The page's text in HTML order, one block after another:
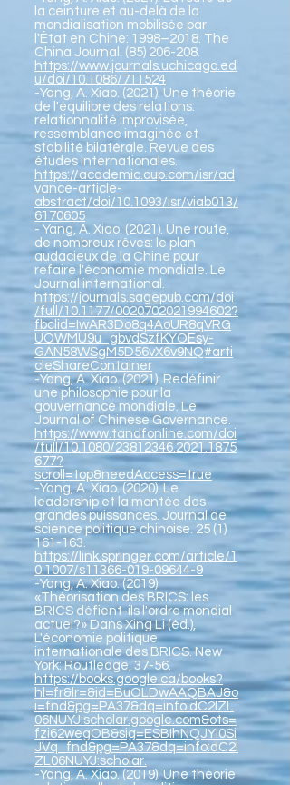
la ceinture et au-delà de la
mondialisation mobilisée par
l'État en Chine: 1998–2018. The
China Journal. (85) 206-208.
https://www.journals.uchicago.ed
u/doi/10.1086/711524
-Yang, A. Xiao. (2021). Une théorie
de l'équilibre des relations:
relationnalité improvisée,
ressemblance imaginée et
stabilité bilatérale. Revue des
études internationales.
https://academic.oup.com/isr/ad
vance-article-
abstract/doi/10.1093/isr/viab013/
6170605
- Yang, A. Xiao. (2021). Une route,
de nombreux rêves: le plan
audacieux de la Chine pour
refaire l'économie mondiale. Le
Journal international.
https://journals.sagepub.com/doi
/full/10.1177/0020702021994602?
fbclid=IwAR3Do8q4AoUR8qVRG
UOWMU9u_gbvdSzfKYOEsy-
GAN58WSgM5D56vX6v9NQ#arti
cleShareContainer
-Yang, A. Xiao. (2021). Redéfinir
une philosophie pour la
gouvernance mondiale. Le
Journal of Chinese Governance.
https://www.tandfonline.com/doi
/full/10.1080/23812346.2021.1875
677?
scroll=top&needAccess=true
-Yang, A. Xiao. (2020). Le
leadership et la montée des
grandes puissances. Journal de
science politique chinoise. 25 (1)
161-163.
https://link.springer.com/article/1
0.1007/s11366-019-09644-9
-Yang, A. Xiao. (2019).
«Théorisation des BRICS: les
BRICS défient-ils l'ordre mondial
actuel?» Dans Xing Li (éd.),
L'économie politique
internationale des BRICS. New
York: Routledge, 37-56.
https://books.google.ca/books?
hl=fr&lr=&id=BuOLDwAAQBAJ&o
i=fnd&pg=PA37&dq=info:dC2lZL
06NUYJ:scholar.google.com&ots=
fzi62wegOB&sig=ESBIhNQJYl0Si
JVq_fnd&pg=PA37&dq=info:dC2l
ZL06NUYJ:scholar.
-Yang, A. Xiao. (2019). Une théorie